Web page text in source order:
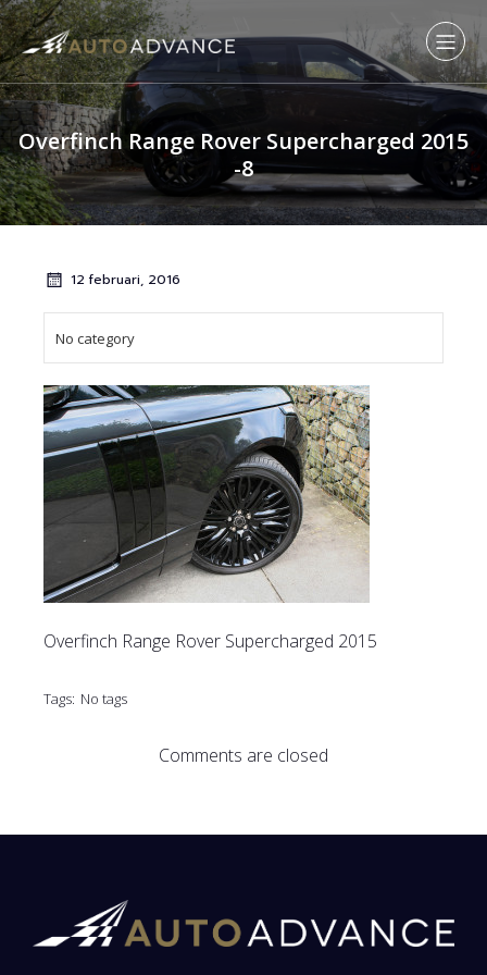
Overfinch Range Rover Supercharged 2015
-8
12 februari, 2016
No category
Overfinch Range Rover Supercharged 2015
Tags: No tags
Comments are closed